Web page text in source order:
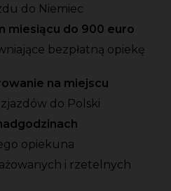
do Niemiec
miesiącu do 900 euro
bezpłatną opiekę
na miejscu
do Polski
opiekuna
i rzetelnych